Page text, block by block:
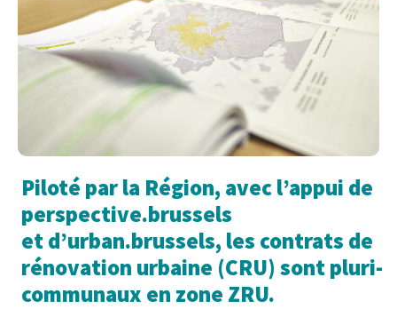
Piloté par la Région, avec l’appui de
perspective.brussels
et d’urban.brussels, les contrats de
rénovation urbaine (CRU) sont pluri-
communaux en zone ZRU.